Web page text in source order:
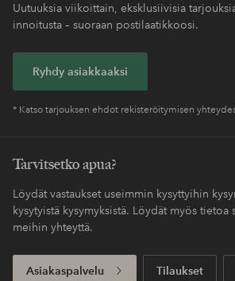
Uutuuksia viikoittain, eksklusiivisia
innoitusta – suoraan postilaatikkoosi.
Ryhdy asiakkaaksi
* Katso tarjouksen ehdot rekisteröitymisen
Tarvitsetko apua?
Löydät vastaukset useimmin kysyttyihin
kysytyistä kysymyksistä. Löydät myös
meihin yhteyttä.
Asiakaspalvelu Tilaukset